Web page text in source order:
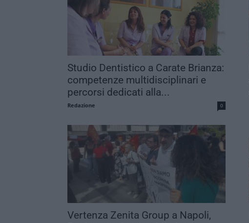
Studio Dentistico a Carate Brianza:
competenze multidisciplinari e
percorsi dedicati alla...
Redazione 0
Vertenza Zenita Group a Napoli,